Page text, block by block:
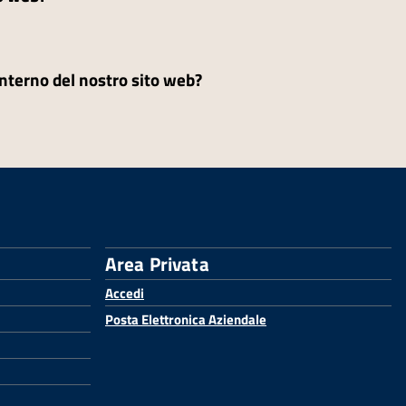
del nostro sito web?
Area Privata
Accedi
Posta Elettronica Aziendale